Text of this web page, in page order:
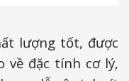
lượng tốt, được
về đặc tính cơ lý,